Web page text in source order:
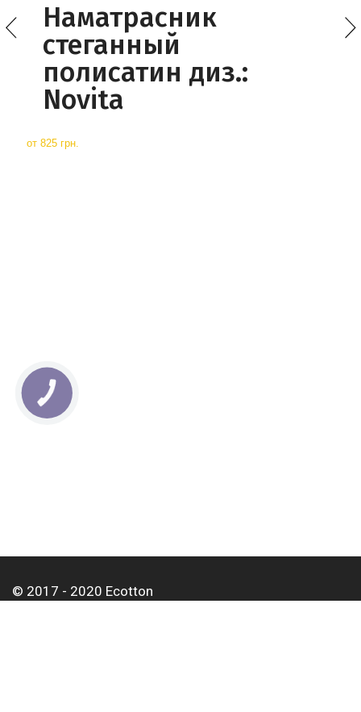
Наматрасник
стеганный
полисатин диз.:
Novita
от 825 грн.
© 2017 - 2020 Ecotton
КНОПКА
СВЯЗИ